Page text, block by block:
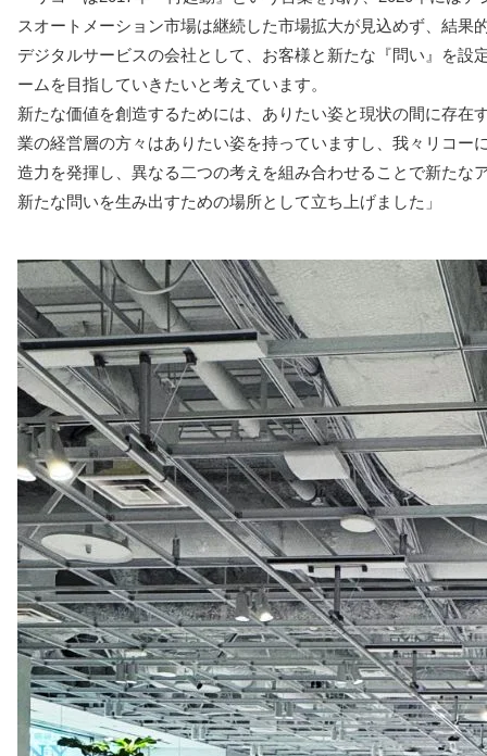
スオートメーション市場は継続した市場拡大が見込めず、結
デジタルサービスの会社として、お客様と新たな『問い』を
ームを目指していきたいと考えています。
新たな価値を創造するためには、ありたい姿と現状の間に存
業の経営層の方々はありたい姿を持っていますし、我々リコ
造力を発揮し、異なる二つの考えを組み合わせることで新た
新たな問いを生み出すための場所として立ち上げました」